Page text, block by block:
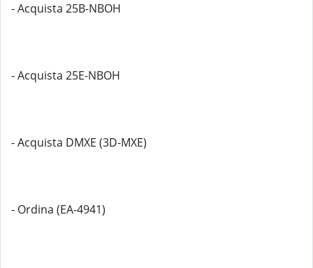
- Acquista 25B-NBOH
- Acquista 25E-NBOH
- Acquista DMXE (3D-MXE)
- Ordina (EA-4941)